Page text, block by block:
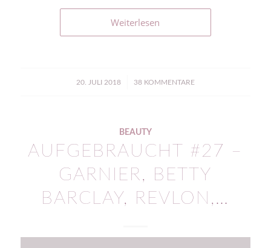
Weiterlesen
20. JULI 2018
/ 38 KOMMENTARE
BEAUTY
AUFGEBRAUCHT #27 –
GARNIER, BETTY
BARCLAY, REVLON,…